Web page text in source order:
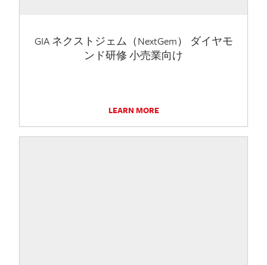
GIA ネクストジェム（NextGem） ダイヤモ
ンド研修 小売業向け
LEARN MORE